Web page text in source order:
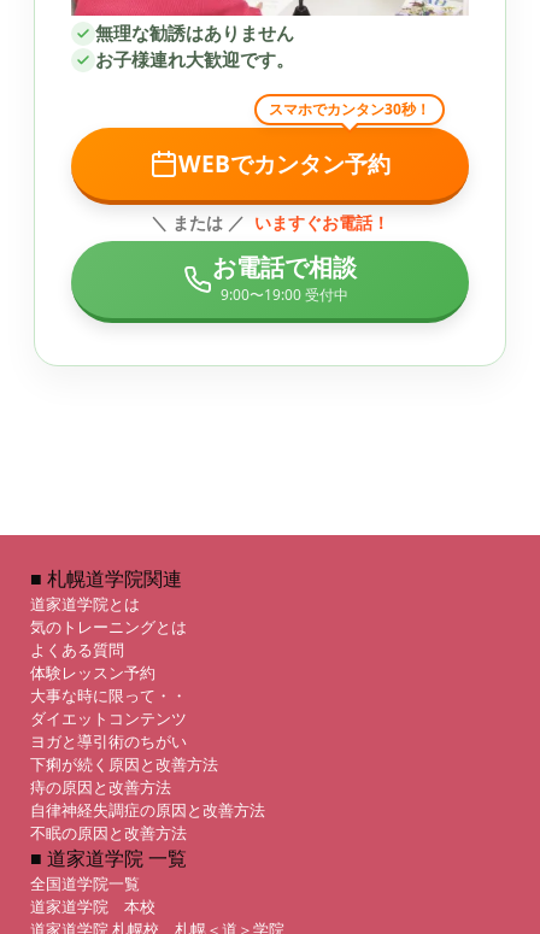
無理な勧誘はありません
お子様連れ大歓迎です。
スマホでカンタン30秒！
WEBでカンタン予約
＼ または ／ いますぐお電話！
お電話で相談
9:00〜19:00 受付中
■ 札幌道学院関連
道家道学院とは
気のトレーニングとは
よくある質問
体験レッスン予約
大事な時に限って・・
ダイエットコンテンツ
ヨガと導引術のちがい
下痢が続く原因と改善方法
痔の原因と改善方法
自律神経失調症の原因と改善方法
不眠の原因と改善方法
■ 道家道学院 一覧
全国道学院一覧
道家道学院 本校
道家道学院 札幌校 札幌＜道＞学院